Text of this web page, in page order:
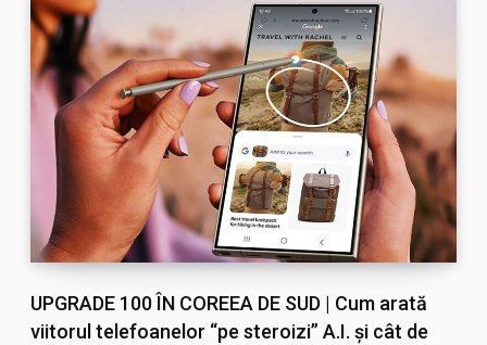
UPGRADE 100 ÎN COREEA DE SUD | Cum arată
viitorul telefoanelor “pe steroizi” A.I. și cât de